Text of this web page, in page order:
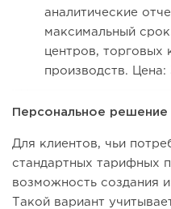
аналитические
максимальный
центров, торговых
производств.
Персональное решение
Для клиентов, чьи
стандартных тарифных
возможность создания
Такой вариант